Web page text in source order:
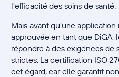
l'efficacité des soins de santé.
Mais avant qu'une
approuvée en tant que DiGA,
répondre à des exigences de
strictes. La certification ISO
cet égard, car elle garantit